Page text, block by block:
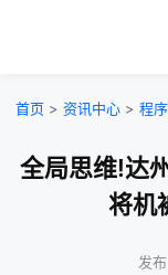
首页 > 资讯中心 > 程
全局思维!达
将机
发